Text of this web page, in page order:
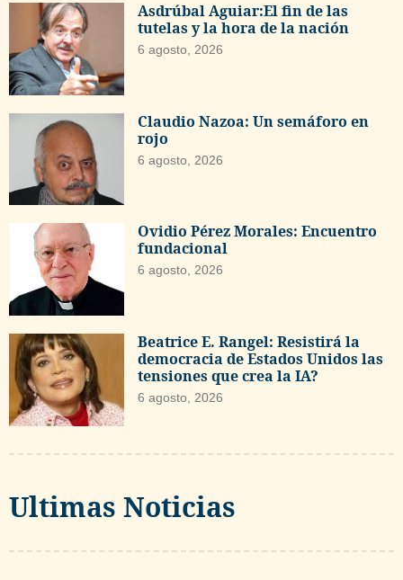
Asdrúbal Aguiar:El fin de las
tutelas y la hora de la nación
6 agosto, 2026
Claudio Nazoa: Un semáforo en
rojo
6 agosto, 2026
Ovidio Pérez Morales: Encuentro
fundacional
6 agosto, 2026
Beatrice E. Rangel: Resistirá la
democracia de Estados Unidos las
tensiones que crea la IA?
6 agosto, 2026
Ultimas Noticias